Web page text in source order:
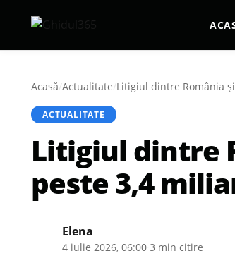
Acasă/Actualitate/Litigiul dintre România
ACTUALITATE
Litigiul dintre
peste 3,4
Elena
4 iulie 2026, 06:00 3 min citire